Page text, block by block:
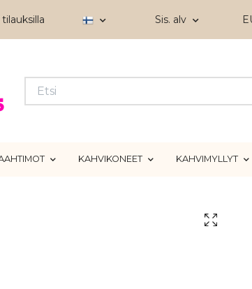
Sis. alv
KAHVIKONEET KAHVIMYLLYT